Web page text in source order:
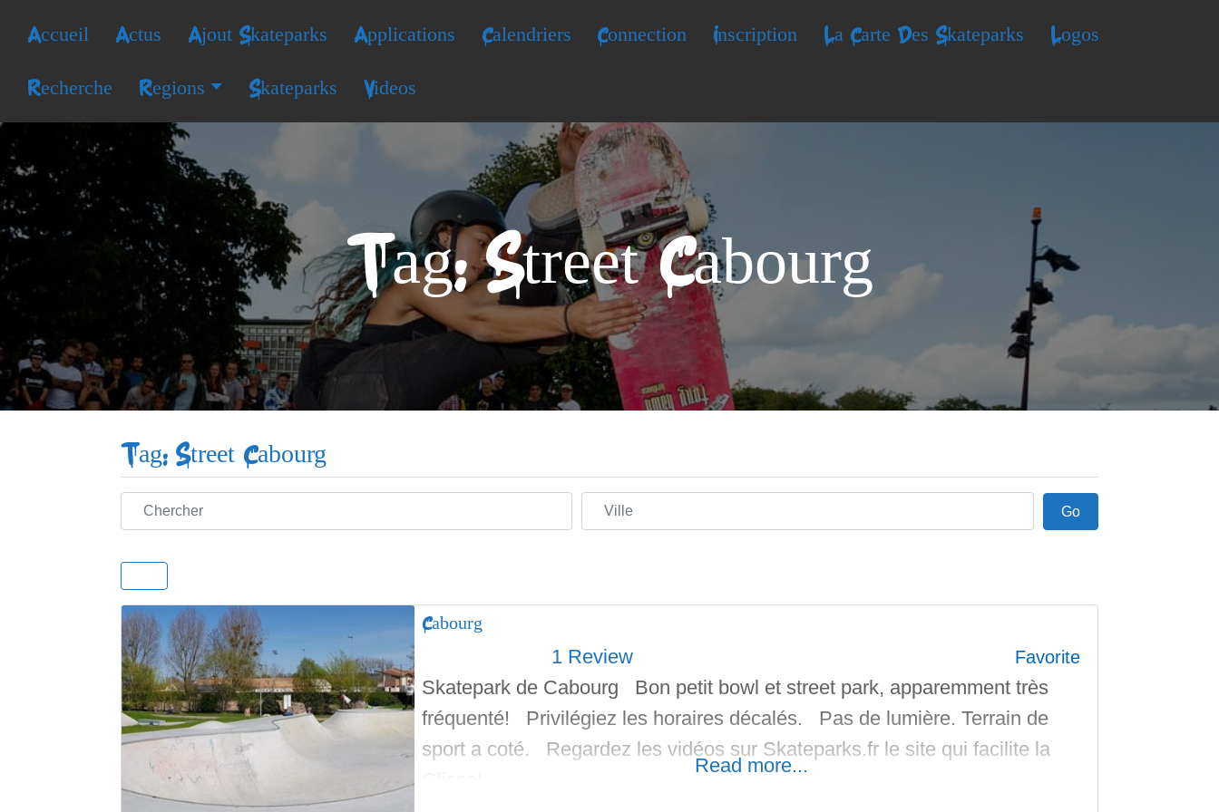
Accueil Actus Ajout Skateparks Applications Calendriers Connection Inscription La Carte Des Skateparks Logos
Recherche Regions Skateparks Videos
Tag: Street Cabourg
Tag: Street Cabourg
Chercher Ville GoGo
Cabourg
1 Review Favorite
Skatepark de Cabourg Bon petit bowl et street park, apparemment très
fréquenté! Privilégiez les horaires décalés. Pas de lumière. Terrain de
sport a coté. Regardez les vidéos sur Skateparks.fr le site qui facilite la
Read more...